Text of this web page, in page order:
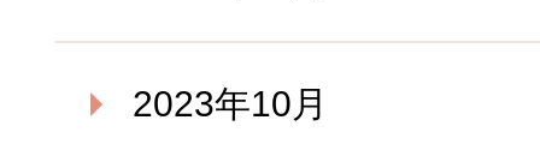
2023年10月